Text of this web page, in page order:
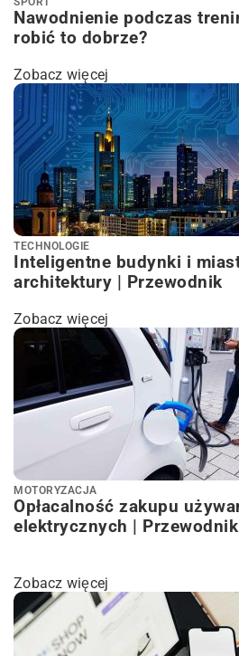
Nawodnienie podczas
robić to dobrze?
Zobacz więcej
TECHNOLOGIE
Inteligentne budynki i
architektury | Przewodnik
Zobacz więcej
MOTORYZACJA
Opłacalność zakupu
elektrycznych | Przewodnik
Zobacz więcej